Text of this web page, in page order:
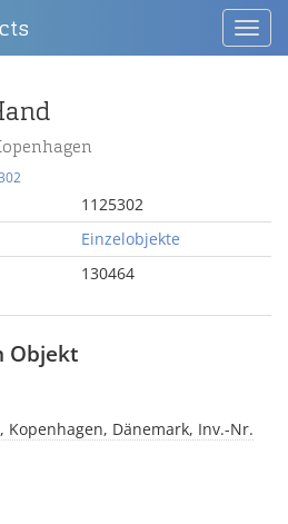
1125302
Einzelobjekte
130464
Objekt
Kopenhagen, Dänemark, Inv.-Nr.